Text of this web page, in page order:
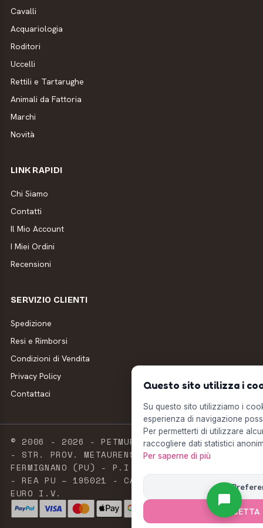
Cavalli
Acquariologia
Roditori
Uccelli
Rettili e Tartarughe
Animali da Fattoria
Marchi
Novità
LINK RAPIDI
Chi Siamo
Contatti
Il Mio Account
I Miei Ordini
Recensioni
SERVIZIO CLIENTI
Spedizione
Resi e Rimborsi
Condizioni di Vendita
Privacy Policy
Contattaci
© 2006 - 2026 - PETMUFFIN - MILLSTORE SRL
- STR. PROV. METAURENSE, 20 - 61033
FERMIGNANO (PU) - P.I. E C.F. 02603420411
- REA PU – 195021 - CAPITALE SOCIALE 2.500
EURO I.V.
Questo sito utilizza i
Su questo sito utilizziamo i
esperienza di navigazione
Per permetterti di utilizzare
raccogliere dati statistici
Per saperne di più